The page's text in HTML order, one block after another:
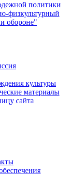
политики
физкультурный
обороне"
культуры
материалы
сайта